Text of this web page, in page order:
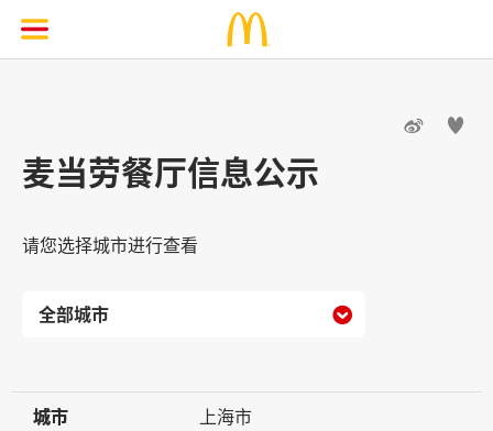
 
麦当劳餐厅信息公示
请您选择城市进行查看

城市
城市
上海市